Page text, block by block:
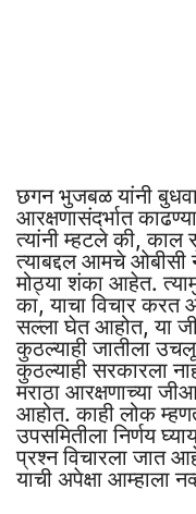
छगन भुजबळ यांनी
आरक्षणासंदर्भात
त्यांनी म्हटले की,
त्याबद्दल आमचे ओबीसी
मोठ्या शंका आहेत.
का, याचा विचार करत
सल्ला घेत आहोत, या
कुठल्याही जातीला
कुठल्याही सरकारला
मराठा आरक्षणाच्या
आहोत. काही लोक
उपसमितीला निर्णय
प्रश्न विचारला जात
याची अपेक्षा आम्हाला